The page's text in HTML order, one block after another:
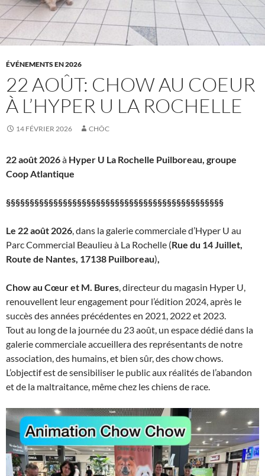
ÉVÉNEMENTS EN 2026
22 AOÛT: CHOW AU COEUR
À L’HYPER U LA ROCHELLE
14 FÉVRIER 2026 CHÔC
22 août 2026à Hyper U La Rochelle Puilboreau, groupe
Coop Atlantique
§§§§§§§§§§§§§§§§§§§§§§§§§§§§§§§§§§§§§§§§§§§§§§
Le 22 août 2026 , dans la galerie commerciale d’Hyper U au
Parc Commercial Beaulieu à La Rochelle (Rue du 14 Juillet,
Route de Nantes, 17138 Puilboreau)
Chow au Cœur et M. Bures , directeur du magasin Hyper U,
renouvellent leur engagement pour l’édition 2024, après le
succès des années précédentes en 2021, 2022 et 2023.
Tout au long de la journée du 23 août, un espace dédié dans la
galerie commerciale accueillera des représentants de notre
association, des humains, et bien sûr, des chow chows.
L’objectif est de sensibiliser le public aux réalités de l’abandon
et de la maltraitance, même chez les chiens de race.